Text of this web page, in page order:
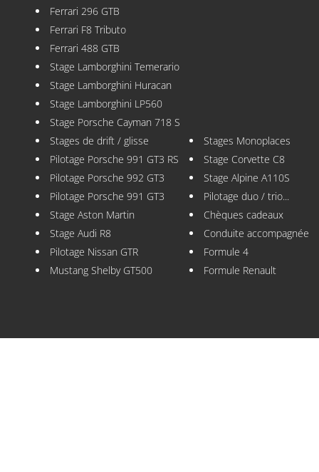
Ferrari 296 GTB
Ferrari F8 Tributo
Ferrari 488 GTB
Stage Lamborghini Temerario
Stage Lamborghini Huracan
Stage Lamborghini LP560
Stage Porsche Cayman 718 S
Stages de drift / glisse
Pilotage Porsche 991 GT3 RS
Pilotage Porsche 992 GT3
Pilotage Porsche 991 GT3
Stage Aston Martin
Stage Audi R8
Pilotage Nissan GTR
Mustang Shelby GT500
Stages Monoplaces
Stage Corvette C8
Stage Alpine A110S
Pilotage duo / trio...
Chèques cadeaux
Conduite accompagnée
Formule 4
Formule Renault